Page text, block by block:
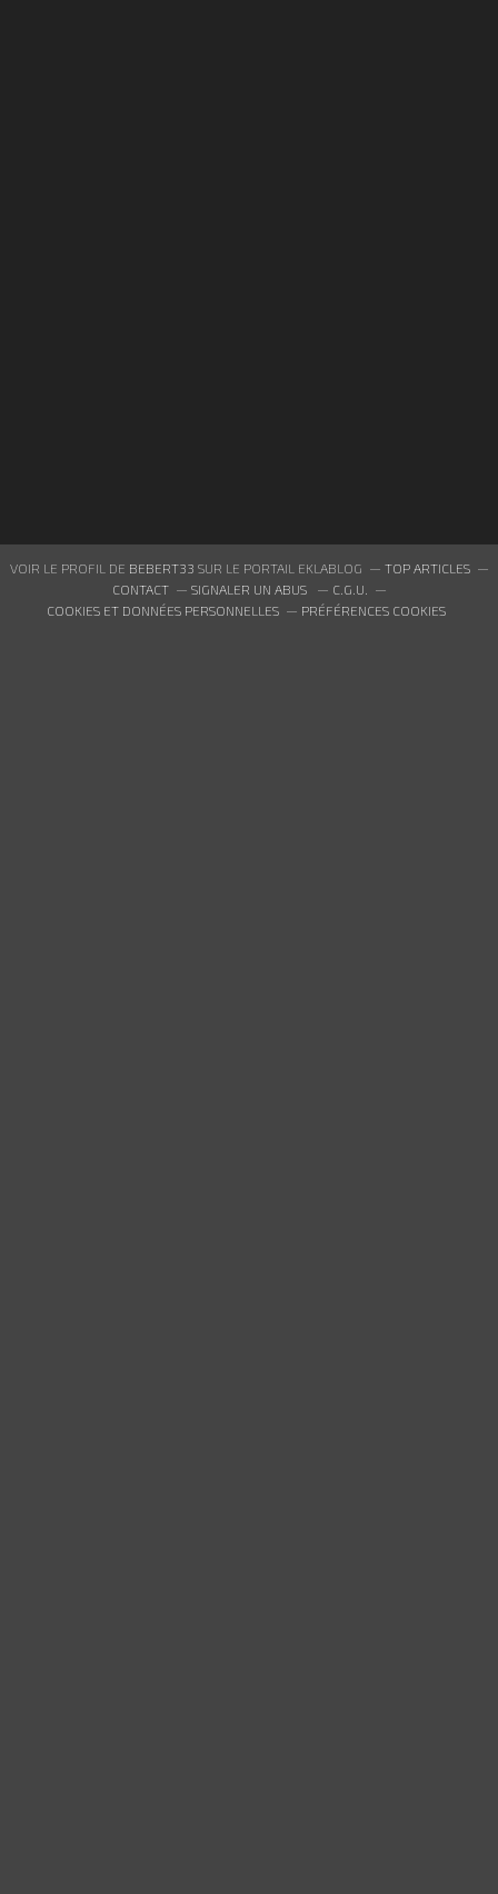
VOIR LE PROFIL DE BEBERT33 SUR LE PORTAIL EKLABLOG
TOP ARTICLES
CONTACT
SIGNALER UN ABUS
C.G.U.
COOKIES ET DONNÉES PERSONNELLES
PRÉFÉRENCES COOKIES